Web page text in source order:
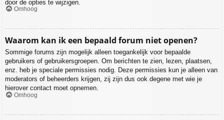
door de opties te wijzigen.
Omhoog
Waarom kan ik een bepaald forum niet openen?
Sommige forums zijn mogelijk alleen toegankelijk voor bepaalde
gebruikers of gebruikersgroepen. Om berichten te zien, lezen, plaatsen,
enz. heb je speciale permissies nodig. Deze permissies kun je alleen van
moderators of beheerders krijgen, zij zijn dus ook degene met wie je
hierover contact moet opnemen.
Omhoog